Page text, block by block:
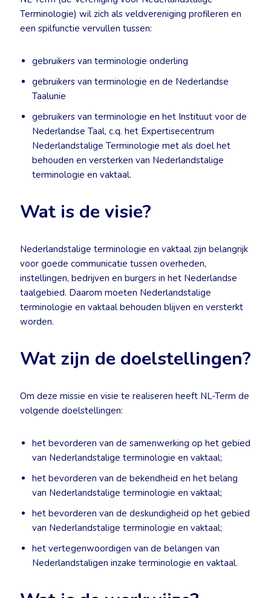
Terminologie) wil zich als veldvereniging profileren en
een spilfunctie vervullen tussen:
gebruikers van terminologie onderling
gebruikers van terminologie en de Nederlandse
Taalunie
gebruikers van terminologie en het Instituut voor de
Nederlandse Taal, c.q. het Expertisecentrum
Nederlandstalige Terminologie met als doel het
behouden en versterken van Nederlandstalige
terminologie en vaktaal.
Wat is de visie?
Nederlandstalige terminologie en vaktaal zijn belangrijk
voor goede communicatie tussen overheden,
instellingen, bedrijven en burgers in het Nederlandse
taalgebied. Daarom moeten Nederlandstalige
terminologie en vaktaal behouden blijven en versterkt
worden.
Wat zijn de doelstellingen?
Om deze missie en visie te realiseren heeft NL-Term de
volgende doelstellingen:
het bevorderen van de samenwerking op het gebied
van Nederlandstalige terminologie en vaktaal;
het bevorderen van de bekendheid en het belang
van Nederlandstalige terminologie en vaktaal;
het bevorderen van de deskundigheid op het gebied
van Nederlandstalige terminologie en vaktaal;
het vertegenwoordigen van de belangen van
Nederlandstaligen inzake terminologie en vaktaal.